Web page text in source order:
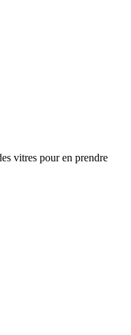
vitres pour en prendre